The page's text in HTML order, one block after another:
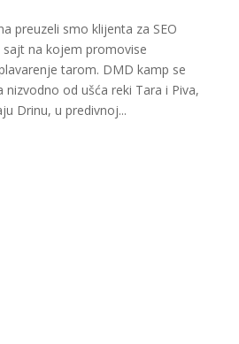
preuzeli smo klijenta za SEO
na kojem promovise
tarom. DMD kamp se
nizvodno od ušća reki Tara i Piva,
Drinu, u predivnoj...